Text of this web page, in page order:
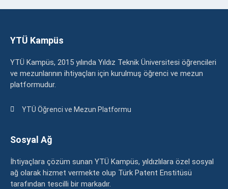
YTÜ Kampüs
YTÜ Kampüs, 2015 yılında Yıldız Teknik Üniversitesi öğrencileri
ve mezunlarının ihtiyaçları için kurulmuş öğrenci ve mezun
platformudur.
YTÜ Öğrenci ve Mezun Platformu
Sosyal Ağ
İhtiyaçlara çözüm sunan YTÜ Kampüs, yıldızlılara özel sosyal
ağ olarak hizmet vermekte olup Türk Patent Enstitüsü
tarafından tescilli bir markadır.